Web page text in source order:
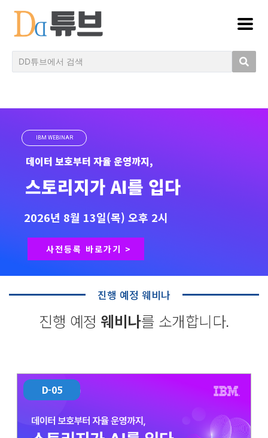
데이터 보호부터 자율 운영까지,
스토리지가 AI를 입다
IBM WEBINAR
2026년 8월 13일(목) 오후 2시
사전등록 바로가기 >
진행 예정 웨비나
진행 예정 웨비나를 소개합니다.
D-05